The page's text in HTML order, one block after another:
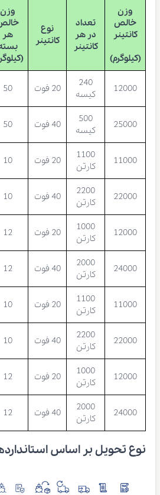
وزن
خالص
کانتینر
(کیلوگرم)
تعداد
در هر
کانتینر
نوع
کانتینر
وزن
هر
12000
240
کیسه
20 فوت 50
25000
500
کیسه
40 فوت 50
11000
1100
کارتن
20 فوت 10
22000
2200
کارتن
40 فوت 10
12000
1000
کارتن
20 فوت 12
24000
2000
کارتن
40 فوت 12
11000
1100
کارتن
20 فوت 10
22000
2200
کارتن
40 فوت 10
12000
1000
کارتن
20 فوت 12
24000
2000
کارتن
40 فوت 12
نوع تحویل بر اساس